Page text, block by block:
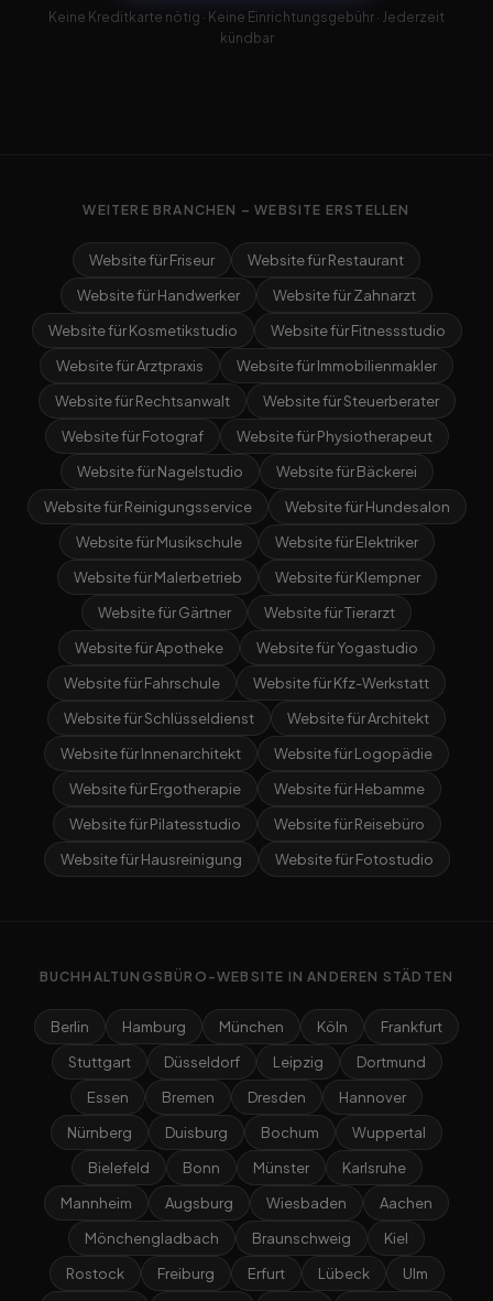
Keine Kreditkarte nötig · Keine Einrichtungsgebühr · Jederzeit
kündbar
WEITERE BRANCHEN – WEBSITE ERSTELLEN
Website für Friseur
Website für Restaurant
Website für Handwerker
Website für Zahnarzt
Website für Kosmetikstudio
Website für Fitnessstudio
Website für Arztpraxis
Website für Immobilienmakler
Website für Rechtsanwalt
Website für Steuerberater
Website für Fotograf
Website für Physiotherapeut
Website für Nagelstudio
Website für Bäckerei
Website für Reinigungsservice
Website für Hundesalon
Website für Musikschule
Website für Elektriker
Website für Malerbetrieb
Website für Klempner
Website für Gärtner
Website für Tierarzt
Website für Apotheke
Website für Yogastudio
Website für Fahrschule
Website für Kfz-Werkstatt
Website für Schlüsseldienst
Website für Architekt
Website für Innenarchitekt
Website für Logopädie
Website für Ergotherapie
Website für Hebamme
Website für Pilatesstudio
Website für Reisebüro
Website für Hausreinigung
Website für Fotostudio
BUCHHALTUNGSBÜRO-WEBSITE IN ANDEREN STÄDTEN
Berlin Hamburg München Köln
Frankfurt
Stuttgart
Düsseldorf Leipzig
Dortmund
Essen
Bremen Dresden
Hannover
Nürnberg
Duisburg Bochum
Wuppertal
Bielefeld
Bonn Münster
Karlsruhe
Mannheim
Augsburg Wiesbaden
Aachen
Mönchengladbach
Braunschweig
Kiel
Rostock
Freiburg Erfurt Lübeck
Ulm